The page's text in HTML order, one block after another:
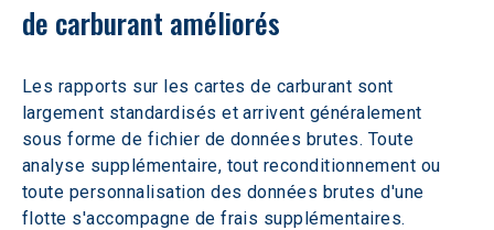
de carburant améliorés
Les rapports sur les cartes de carburant sont
largement standardisés et arrivent généralement
sous forme de fichier de données brutes. Toute
analyse supplémentaire, tout reconditionnement ou
toute personnalisation des données brutes d'une
flotte s'accompagne de frais supplémentaires.